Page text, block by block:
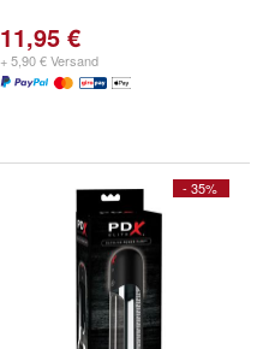
11,95 €
+ 5,90 € Versand
- 35%